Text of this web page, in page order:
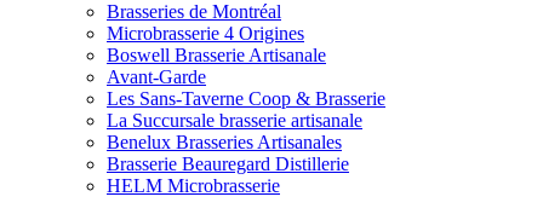
Brasseries de Montréal
Microbrasserie 4 Origines
Boswell Brasserie Artisanale
Avant-Garde
Les Sans-Taverne Coop & Brasserie
La Succursale brasserie artisanale
Benelux Brasseries Artisanales
Brasserie Beauregard Distillerie
HELM Microbrasserie